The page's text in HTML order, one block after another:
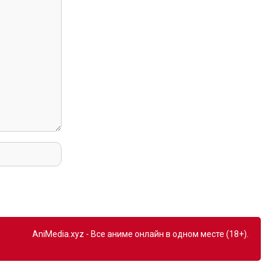
AniMedia.xyz - Все аниме онлайн в одном месте (18+).